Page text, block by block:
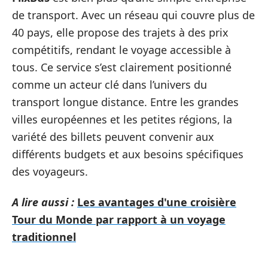
de transport. Avec un réseau qui couvre plus de
40 pays, elle propose des trajets à des prix
compétitifs, rendant le voyage accessible à
tous. Ce service s’est clairement positionné
comme un acteur clé dans l’univers du
transport longue distance. Entre les grandes
villes européennes et les petites régions, la
variété des billets peuvent convenir aux
différents budgets et aux besoins spécifiques
des voyageurs.
A lire aussi : Les avantages d'une croisière
Tour du Monde par rapport à un voyage
traditionnel